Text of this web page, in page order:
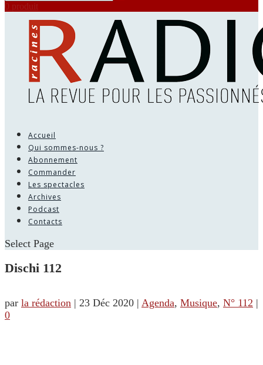
0 produit
Accueil
Qui sommes-nous ?
Abonnement
Commander
Les spectacles
Archives
Podcast
Contacts
Select Page
Dischi 112
par la rédaction | 23 Déc 2020 | Agenda, Musique, N° 112 |
0